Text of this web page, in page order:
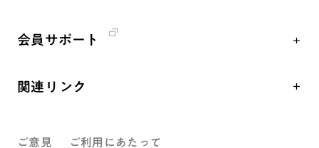
創価学会の三代会長
第2代会長・戸田城聖先生
年間の活動について
彼岸
人道支援
展示活動
創価学会 社会憲章
会員サポート
関連リンク
ご意見 ご利用にあたって